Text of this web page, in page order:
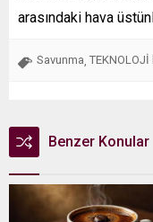
arasındaki hava
Savunma
Benzer Konular